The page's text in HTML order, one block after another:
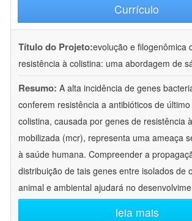
Currículo
Título do Projeto:evolução e filogenômica
resistência à colistina: uma abordagem de
Resumo: A alta incidência de genes
conferem resistência a antibióticos de
colistina, causada por genes de resistência
mobilizada (mcr), representa uma ameaça
à saúde humana. Compreender a
distribuição de tais genes entre isolados de
animal e ambiental ajudará no
leia mais